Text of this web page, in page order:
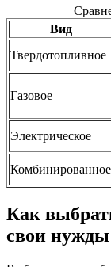
Вид
Твердотопливное
Газовое
Электрическое
Комбинированное
Как
свои нужды